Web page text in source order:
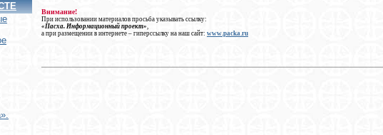
Внимание!
При использовании материалов просьба указывать ссылку:
«Пасха. Информационный проект»,
а при размещении в интернете – гиперссылку на наш сайт: www.packa.ru